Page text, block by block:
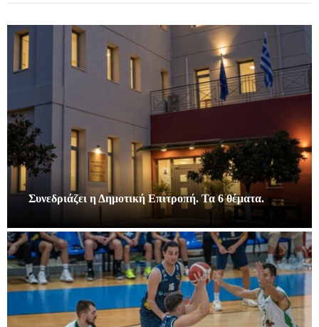
Συνεδριάζει η Δημοτική Επιτροπή. Τα 6 θέματα.